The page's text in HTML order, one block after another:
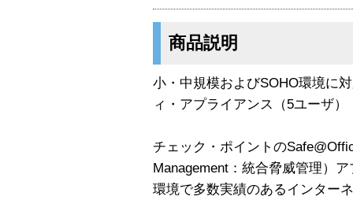
商品説明
小・中規模およびSOHO環境に
ィ・アプライアンス（5ユーザ）
チェック・ポイントの
Management：統合脅威管理）
環境で多数実績のあるインター